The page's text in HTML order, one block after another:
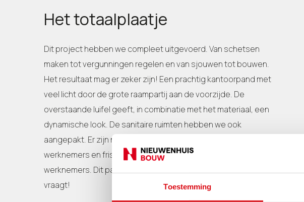
Toestemming
Het totaalplaatje
Dit project hebben we compleet uitgevoerd. Van schetsen
maken tot vergunningen regelen en van sjouwen tot bouwen.
Het resultaat mag er zeker zijn! Een prachtig kantoorpand met
veel licht door de grote raampartij aan de voorzijde. De
overstaande luifel geeft, in combinatie met het materiaal, een
dynamische look. De sanitaire ruimten hebben we ook
aangepakt. Er zijn nu diverse douche- en omkleedruimten voor
werknemers en frisse toiletten voor zowel het bezoek als de
werknemers. Dit pand is een echte eyecatcher als je het ons
vraagt!